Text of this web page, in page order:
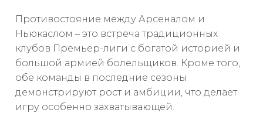
Противостояние между Арсеналом и
Ньюкаслом – это встреча традиционных
клубов Премьер-лиги с богатой историей и
большой армией болельщиков. Кроме того,
обе команды в последние сезоны
демонстрируют рост и амбиции, что делает
игру особенно захватывающей.